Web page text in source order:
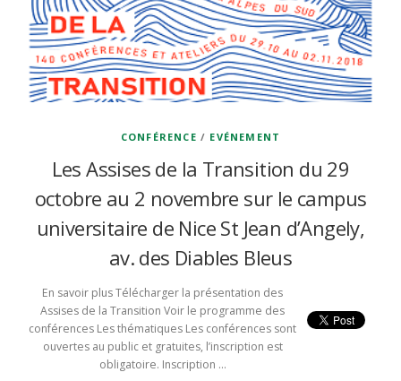
CONFÉRENCE / EVÉNEMENT
Les Assises de la Transition du 29
octobre au 2 novembre sur le campus
universitaire de Nice St Jean d’Angely,
av. des Diables Bleus
En savoir plus Télécharger la présentation des
Assises de la Transition Voir le programme des
conférences Les thématiques Les conférences sont
ouvertes au public et gratuites, l’inscription est
obligatoire. Inscription …